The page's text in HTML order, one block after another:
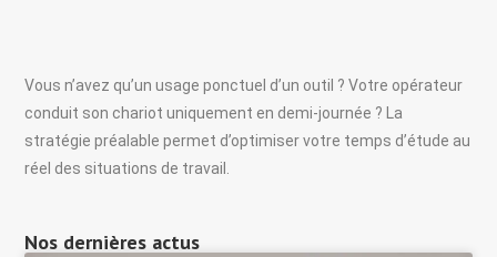
Vous n’avez qu’un usage ponctuel d’un outil ? Votre opérateur
conduit son chariot uniquement en demi-journée ? La
stratégie préalable permet d’optimiser votre temps d’étude au
réel des situations de travail.
Nos dernières actus